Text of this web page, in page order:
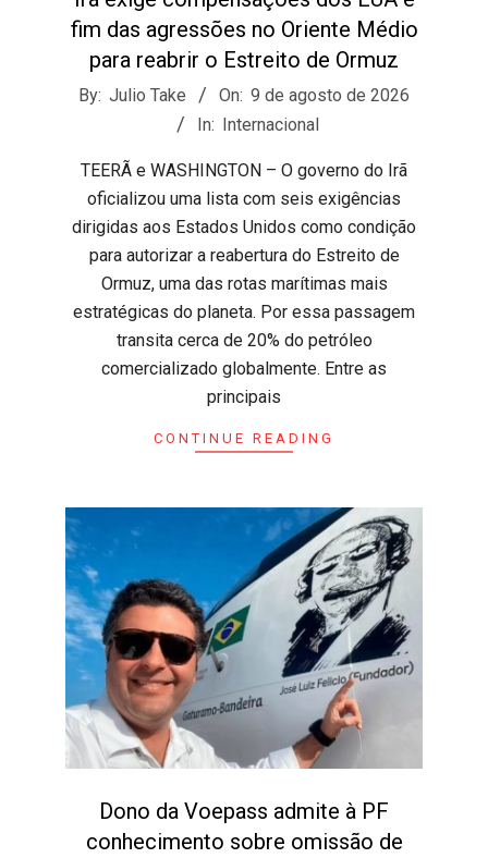
fim das agressões no Oriente Médio
para reabrir o Estreito de Ormuz
2026-
By: Julio Take On: 9 de agosto de 2026
In: Internacional
TEERÃ e WASHINGTON – O governo do Irã
oficializou uma lista com seis exigências
dirigidas aos Estados Unidos como condição
para autorizar a reabertura do Estreito de
Ormuz, uma das rotas marítimas mais
estratégicas do planeta. Por essa passagem
transita cerca de 20% do petróleo
comercializado globalmente. ​Entre as
principais
CONTINUE READING
Dono da Voepass admite à PF
conhecimento sobre omissão de